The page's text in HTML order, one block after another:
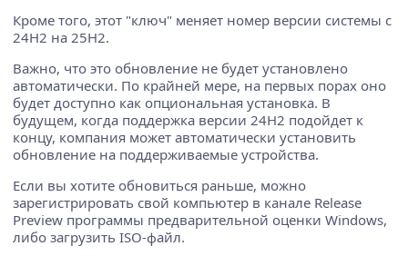
Кроме того, этот "ключ" меняет номер версии системы с
24H2 на 25H2.
Важно, что это обновление не будет установлено
автоматически. По крайней мере, на первых порах оно
будет доступно как опциональная установка. В
будущем, когда поддержка версии 24H2 подойдет к
концу, компания может автоматически установить
обновление на поддерживаемые устройства.
Если вы хотите обновиться раньше, можно
зарегистрировать свой компьютер в канале Release
Preview программы предварительной оценки Windows,
либо загрузить ISO-файл.